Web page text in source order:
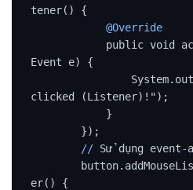
tener() {
@Override
Event e) {
clicked (Listener)!");
// Sử dụng event-
er() {